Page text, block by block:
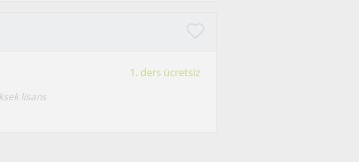
1. ders ücretsiz
lisans